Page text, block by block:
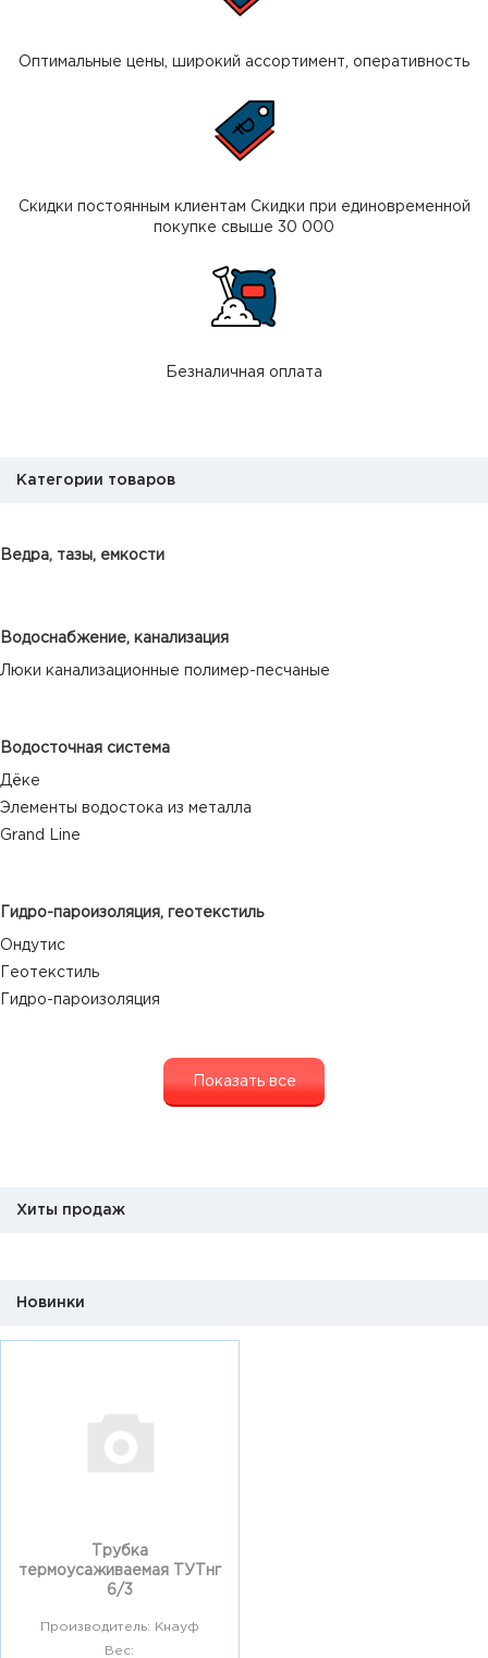
Оптимальные цены, широкий ассортимент, оперативность
Скидки постоянным клиентам Скидки при единовременной
покупке свыше 30 000
Безналичная оплата
Категории товаров
Ведра, тазы, емкости
Водоснабжение, канализация
Люки канализационные полимер-песчаные
Водосточная система
Дёке
Элементы водостока из металла
Grand Line
Гидро-пароизоляция, геотекстиль
Ондутис
Геотекстиль
Гидро-пароизоляция
Показать все
Хиты продаж
Новинки
Трубка
термоусаживаемая ТУТнг
6/3
Производитель: Кнауф
Вес: